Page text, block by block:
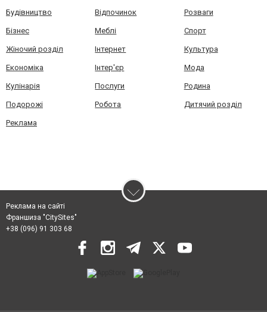
Будівництво Відпочинок Розваги
Бізнес Меблі Спорт
Жіночий розділ Інтернет Культура
Економіка Інтер'єр Мода
Кулінарія Послуги Родина
Подорожі Робота Дитячий розділ
Реклама
Реклама на сайті
Франшиза "CitySites"
+38 (096) 91 303 68